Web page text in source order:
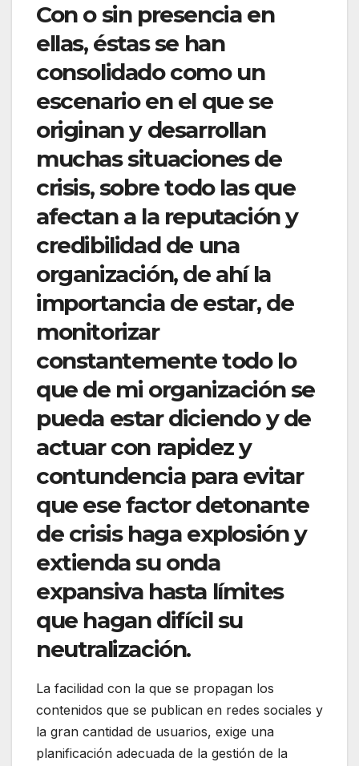
Con o sin presencia en
ellas, éstas se han
consolidado como un
escenario en el que se
originan y desarrollan
muchas situaciones de
crisis, sobre todo las que
afectan a la reputación y
credibilidad de una
organización, de ahí la
importancia de estar, de
monitorizar
constantemente todo lo
que de mi organización se
pueda estar diciendo y de
actuar con rapidez y
contundencia para evitar
que ese factor detonante
de crisis haga explosión y
extienda su onda
expansiva hasta límites
que hagan difícil su
neutralización.
La facilidad con la que se propagan los
contenidos que se publican en redes sociales y
la gran cantidad de usuarios, exige una
planificación adecuada de la gestión de la